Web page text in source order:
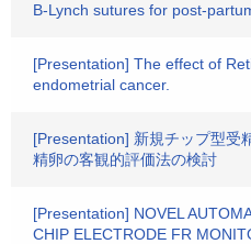
B-Lynch sutures for post-
[Presentation] The effect of
endometrial cancer.
[Presentation] 新規チップ型受
精卵の客観的評価法の検討
[Presentation] NOVEL
CHIP ELECTRODE FR